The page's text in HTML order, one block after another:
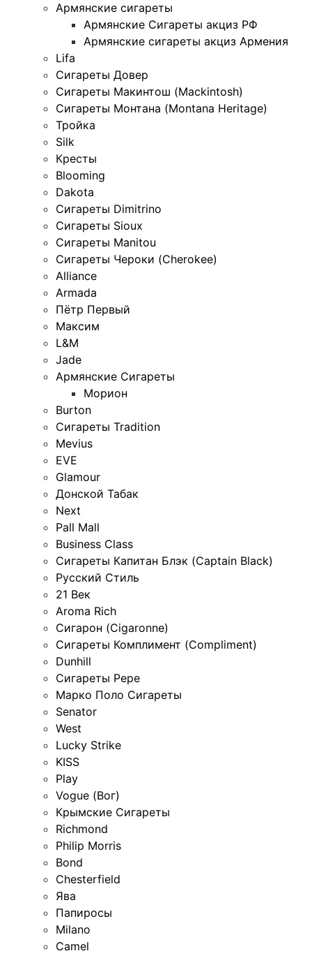
Армянские сигареты
Армянские Сигареты акциз РФ
Армянские сигареты акциз Армения
Lifa
Сигареты Довер
Сигареты Макинтош (Mackintosh)
Сигареты Монтана (Montana Heritage)
Тройка
Silk
Кресты
Blooming
Dakota
Сигареты Dimitrino
Сигареты Sioux
Сигареты Manitou
Сигареты Чероки (Cherokee)
Alliance
Armada
Пётр Первый
Максим
L&M
Jade
Армянские Сигареты
Морион
Burton
Сигареты Tradition
Mevius
EVE
Glamour
Донской Табак
Next
Pall Mall
Business Class
Сигареты Капитан Блэк (Captain Black)
Русский Стиль
21 Век
Aroma Rich
Сигарон (Cigaronne)
Сигареты Комплимент (Compliment)
Dunhill
Сигареты Pepe
Марко Поло Сигареты
Senator
West
Lucky Strike
KISS
Play
Vogue (Вог)
Крымские Сигареты
Richmond
Philip Morris
Bond
Chesterfield
Ява
Папиросы
Milano
Camel